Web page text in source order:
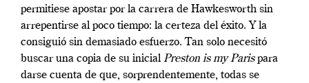
permitiese apostar por la carrera de Hawkesworth sin
arrepentirse al poco tiempo: la certeza del éxito. Y la
consiguió sin demasiado esfuerzo. Tan solo necesitó
buscar una copia de su inicial Preston is my Parispara
darse cuenta de que, sorprendentemente, todas se